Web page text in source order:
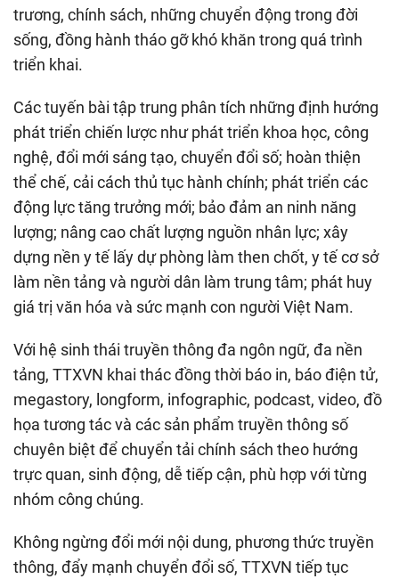
trương, chính sách, những chuyển động trong đời
sống, đồng hành tháo gỡ khó khăn trong quá trình
triển khai.
Các tuyến bài tập trung phân tích những định hướng
phát triển chiến lược như phát triển khoa học, công
nghệ, đổi mới sáng tạo, chuyển đổi số; hoàn thiện
thể chế, cải cách thủ tục hành chính; phát triển các
động lực tăng trưởng mới; bảo đảm an ninh năng
lượng; nâng cao chất lượng nguồn nhân lực; xây
dựng nền y tế lấy dự phòng làm then chốt, y tế cơ sở
làm nền tảng và người dân làm trung tâm; phát huy
giá trị văn hóa và sức mạnh con người Việt Nam.
Với hệ sinh thái truyền thông đa ngôn ngữ, đa nền
tảng, TTXVN khai thác đồng thời báo in, báo điện tử,
megastory, longform, infographic, podcast, video, đồ
họa tương tác và các sản phẩm truyền thông số
chuyên biệt để chuyển tải chính sách theo hướng
trực quan, sinh động, dễ tiếp cận, phù hợp với từng
nhóm công chúng.
Không ngừng đổi mới nội dung, phương thức truyền
thông, đẩy mạnh chuyển đổi số, TTXVN tiếp tục